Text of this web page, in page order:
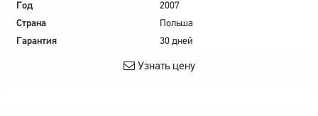
Год
2007
Страна
Польша
Гарантия
30 дней
Узнать цену